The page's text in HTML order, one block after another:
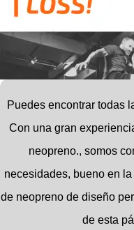
Puedes encontrar todas
Con una gran
neopreno., somos
necesidades, bueno en
de neopreno de diseño
de esta